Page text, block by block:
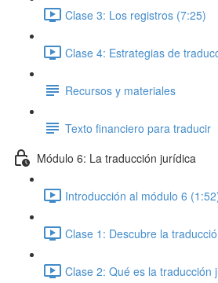
Clase 3: Los registros (7:25)
Clase 4: Estrategias de
Recursos y materiales
Texto financiero para traducir
Módulo 6: La traducción jurídica
Introducción al módulo 6
Clase 1: Descubre la
Clase 2: Qué es la traducción